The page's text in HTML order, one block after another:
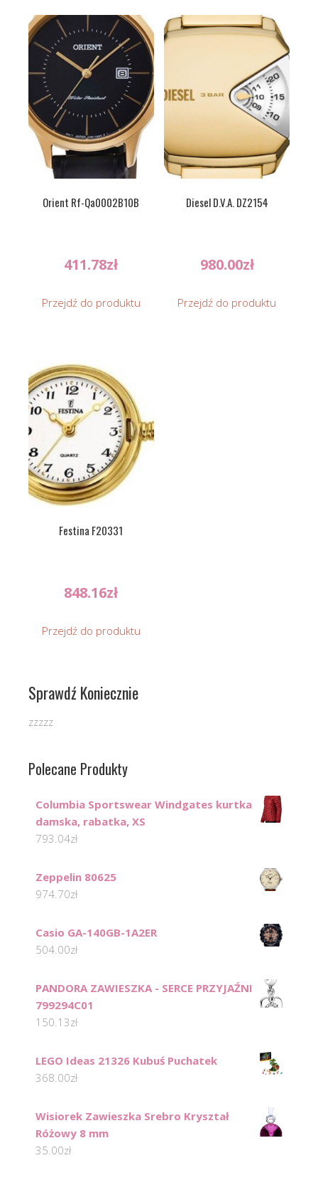
Orient Rf-Qa0002B10B
411.78zł
Przejdź do produktu
Diesel D.V.A. DZ2154
980.00zł
Przejdź do produktu
Festina F20331
848.16zł
Przejdź do produktu
Sprawdź Koniecznie
zzzzz
Polecane Produkty
Columbia Sportswear Windgates kurtka
damska, rabatka, XS
793.04zł
Zeppelin 80625
974.70zł
Casio GA-140GB-1A2ER
504.00zł
PANDORA ZAWIESZKA - SERCE PRZYJAŹNI
799294C01
150.13zł
LEGO Ideas 21326 Kubuś Puchatek
368.00zł
Wisiorek Zawieszka Srebro Kryształ
Różowy 8 mm
35.00zł